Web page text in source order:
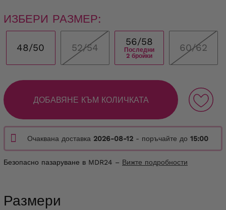
ИЗБЕРИ РАЗМЕР:
48/50 52/54
56/58
Последни
2 бройки
60/62
ДОБАВЯНЕ КЪМ КОЛИЧКАТА
Очаквана доставка 2026-08-12 - поръчайте до 15:00
Безопасно пазаруване в MDR24 – Вижте подробности
Размери